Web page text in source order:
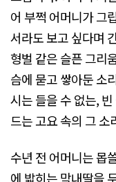
어 부쩍 어머니가 그
서라도 보고 싶다며
형벌 같은 슬픈 그리
슴에 묻고 쌓아둔 소
시는 들을 수 없는,
드는 고요 속의 그 소
수년 전 어머니는 몹
에 밟히는 막내딸을